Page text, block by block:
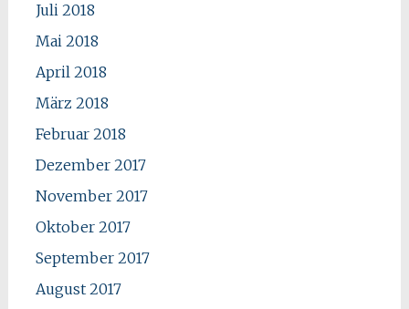
Juli 2018
Mai 2018
April 2018
März 2018
Februar 2018
Dezember 2017
November 2017
Oktober 2017
September 2017
August 2017